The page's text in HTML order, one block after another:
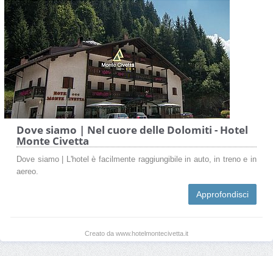
Dove siamo | Nel cuore delle Dolomiti - Hotel
Monte Civetta
Dove siamo | L'hotel è facilmente raggiungibile in auto, in treno e in
aereo.
Approfondisci
Creato da www.hotelmontecivetta.it